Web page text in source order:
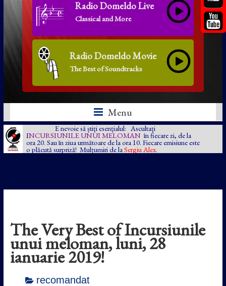
Radio Domeldo Live
Classical and More
Radio Domeldo Movie
The Best of Soundtracks
Menu
E nevoie să știți esențialul: Ascultați
INCURSIUNILE UNUI MELOMAN în fiecare zi, de la
ora 20. Sau în ziua următoare de la ora 10. Fiecare emisiune este
o plăcută surpriză! Mulțumiri de la Sergiu Alex.
The Very Best of Incursiunile
unui meloman, luni, 28
ianuarie 2019!
recomandat